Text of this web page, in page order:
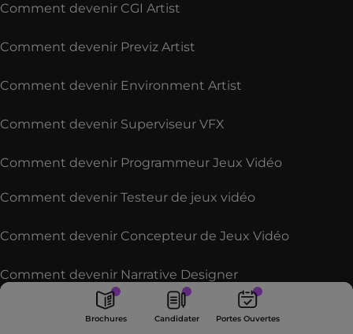
Brochures Candidater Portes
Ouvertes
Brochures Candidater Portes Ouvertes
Comment devenir CGI Artist
Comment devenir Previz Artist
Comment devenir Environment Artist
Comment devenir Superviseur VFX
Comment devenir Programmeur Jeux Vidéo
Comment devenir Testeur de jeux vidéo
Comment devenir Concepteur de Jeux Vidéo
Comment devenir Narrative Designer
Comment devenir Modeleur 3D